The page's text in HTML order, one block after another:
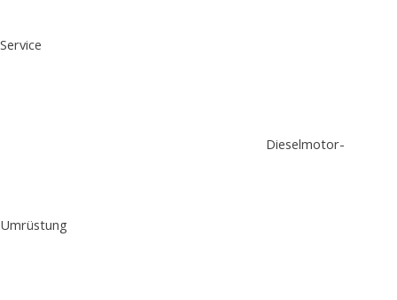
Service
Dieselmotor-
Umrüstung